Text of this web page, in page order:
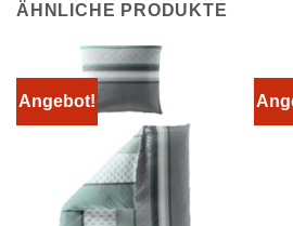
ÄHNLICHE PRODUKTE
Angebot!